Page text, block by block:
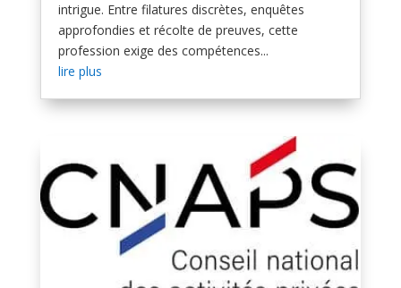
intrigue. Entre filatures discrètes, enquêtes
approfondies et récolte de preuves, cette
profession exige des compétences...
lire plus